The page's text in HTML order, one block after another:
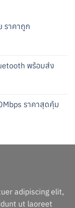
ราคาถูก
พร้อมส่ง
ราคาสุดคุ้ม
adipiscing elit,
ut laoreet